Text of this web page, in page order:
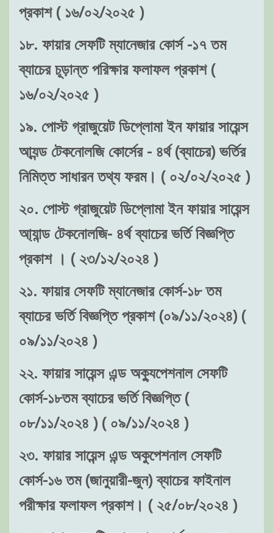
প্রকাশ ( ১৬/০২/২০২৫ )
১৮. ফায়ার সেফটি ম্যানেজার কোর্স -১৭ তম
ব্যাচের চূড়ান্ত পরিক্ষার ফলাফল প্রকাশ (
১৬/০২/২০২৫ )
১৯. পোস্ট গ্রাজুয়েট ডিপ্লোমা ইন ফায়ার সায়েন্স
আ্যন্ড টেকনোলজি কোর্সের - ৪র্থ (ব্যাচের) ভর্তির
নিমিত্ত সাধারন তথ্য ফরম। ( ০২/০২/২০২৫ )
২০. পোস্ট গ্রাজুয়েট ডিপ্লোমা ইন ফায়ার সায়েন্স
আ্যান্ড টেকনোলজি- ৪র্থ ব্যাচের ভর্তি বিজ্ঞপ্তি
প্রকাশ । ( ২৩/১২/২০২৪ )
২১. ফায়ার সেফটি ম্যানেজার কোর্স-১৮ তম
ব্যাচের ভর্তি বিজ্ঞপ্তি প্রকাশ (০৯/১১/২০২৪) (
০৯/১১/২০২৪ )
২২. ফায়ার সায়েন্স এন্ড অক্যুপেশনাল সেফটি
কোর্স-১৮তম ব্যাচের ভর্তি বিজ্ঞপ্তি (
০৮/১১/২০২৪ ) ( ০৯/১১/২০২৪ )
২৩. ফায়ার সায়েন্স এন্ড অকুপেশনাল সেফটি
কোর্স-১৬ তম (জানুয়ারী-জুন) ব্যাচের ফাইনাল
পরীক্ষার ফলাফল প্রকাশ। ( ২৫/০৮/২০২৪ )